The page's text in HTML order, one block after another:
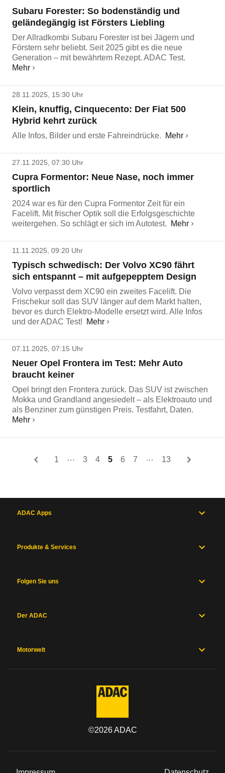
Subaru Forester: So bodenständig und
geländegängig ist Försters Liebling
Der Allradkombi Subaru Forester ist bei Jägern und
Förstern sehr beliebt. Seit 2025 gibt es die neue
Generation – mit bewährtem Rezept. ADAC Test.
Mehr
28.11.2025, 15:30 Uhr
Klein, knuffig, Cinquecento: Der Fiat 500
Hybrid kehrt zurück
Alle Infos, Bilder und erste Fahreindrücke. Mehr
27.11.2025, 07:30 Uhr
Cupra Formentor: Neue Nase, noch immer
sportlich
2024 war es für den Cupra Formentor Zeit für ein
Facelift. Mit frischer Optik soll die Erfolgsgeschichte
weitergehen. So schlägt er sich im Autotest.
Mehr
11.11.2025, 09:20 Uhr
Typisch schwedisch: Der Volvo XC90 fährt
sich entspannt – mit aufgepepptem Design
Volvo verpasst dem XC90 ein zweites Facelift. Die
Frischekur soll das SUV länger auf dem Markt halten,
bevor es durch Elektro-Modelle ersetzt wird. Alle Infos
und der ADAC Test!
Mehr
07.11.2025, 07:15 Uhr
Neuer Opel Frontera im Test: Mehr Auto
braucht keiner
Opel bringt den Frontera zurück. Das SUV ist zwischen
Mokka und Grandland angesiedelt – als Elektroauto und
als Benziner zum günstigen Preis. Testfahrt, Daten.
Mehr
1 … 3 4 5 6 7 … 13
ADAC Apps
Produkte & Services
Folgen Sie uns
Der ADAC
Motorwelt
©2026ADAC